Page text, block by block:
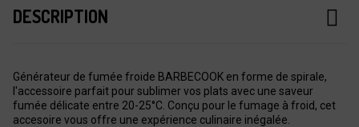
DESCRIPTION
Générateur de fumée froide BARBECOOK en forme de spirale,
l'accessoire parfait pour sublimer vos plats avec une saveur
fumée délicate entre 20-25°C. Conçu pour le fumage à froid, cet
accesoire vous offre une expérience culinaire inégalée.